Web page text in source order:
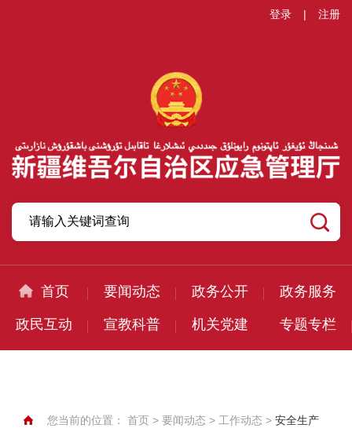
登录 | 注册
首页 要闻动态 政务公开 政务服务
政民互动 宣教科普 机关党建 专题专栏
您当前的位置： 首页 > 要闻动态 > 工作动态 > 安全生产